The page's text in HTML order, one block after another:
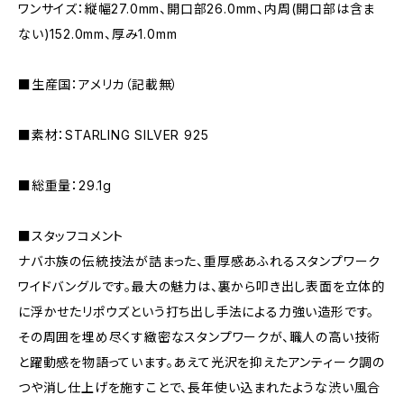
ワンサイズ：縦幅27.0mm、開口部26.0mm、内周(開口部は含ま
ない)152.0mm、厚み1.0mm
■生産国：アメリカ（記載無）
■素材：STARLING SILVER 925
■総重量：29.1g
■スタッフコメント
ナバホ族の伝統技法が詰まった、重厚感あふれるスタンプワーク
ワイドバングルです。最大の魅力は、裏から叩き出し表面を立体的
に浮かせたリポウズという打ち出し手法による力強い造形です。
その周囲を埋め尽くす緻密なスタンプワークが、職人の高い技術
と躍動感を物語っています。あえて光沢を抑えたアンティーク調の
つや消し仕上げを施すことで、長年使い込まれたような渋い風合